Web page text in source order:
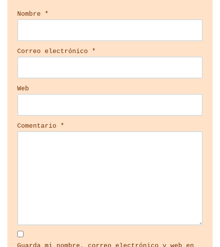
Nombre *
Correo electrónico *
Web
Comentario *